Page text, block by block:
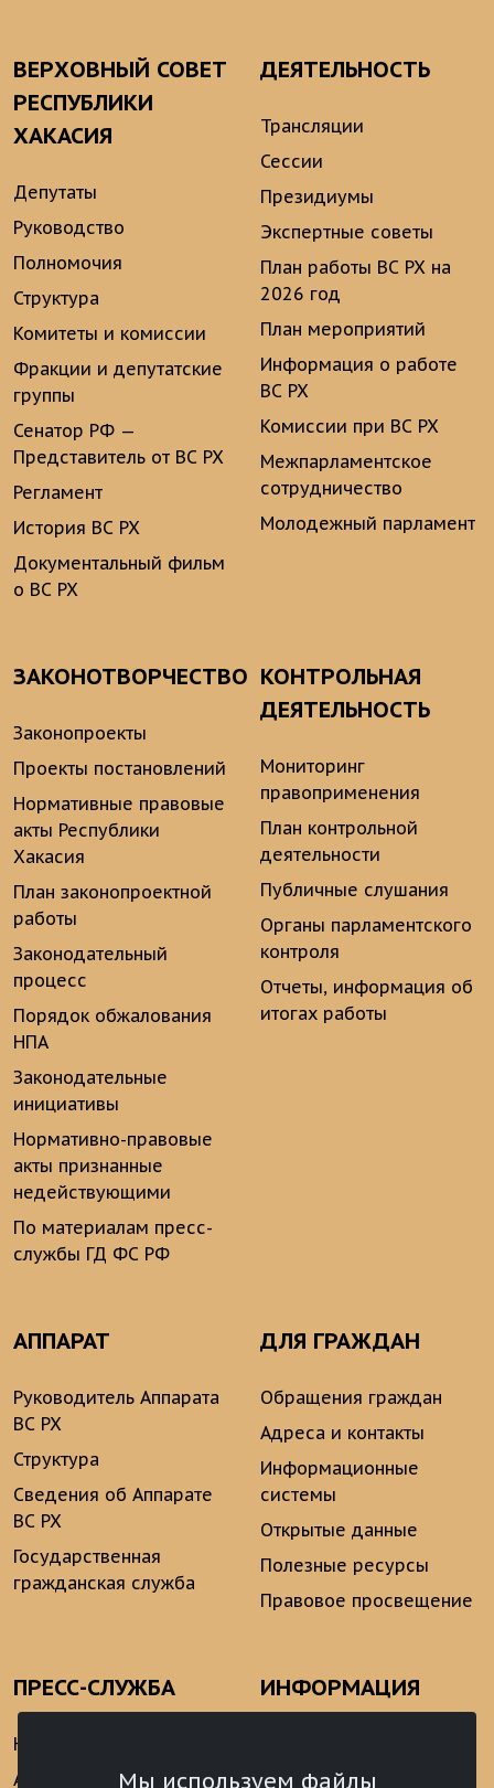
Мы используем файлы
ВЕРХОВНЫЙ СОВЕТ
РЕСПУБЛИКИ
ХАКАСИЯ
Депутаты
Руководство
Полномочия
Структура
Комитеты и комиссии
Фракции и депутатские
группы
Сенатор РФ —
Представитель от ВС РХ
Регламент
История ВС РХ
Документальный фильм
о ВС РХ
ДЕЯТЕЛЬНОСТЬ
Трансляции
Сессии
Президиумы
Экспертные советы
План работы ВС РХ на
2026 год
План мероприятий
Информация о работе
ВС РХ
Комиссии при ВС РХ
Межпарламентское
сотрудничество
Молодежный парламент
ЗАКОНОТВОРЧЕСТВО
Законопроекты
Проекты постановлений
Нормативные правовые
акты Республики
Хакасия
План законопроектной
работы
Законодательный
процесс
Порядок обжалования
НПА
Законодательные
инициативы
Нормативно-правовые
акты признанные
недействующими
По материалам пресс-
службы ГД ФС РФ
КОНТРОЛЬНАЯ
ДЕЯТЕЛЬНОСТЬ
Мониторинг
правоприменения
План контрольной
деятельности
Публичные слушания
Органы парламентского
контроля
Отчеты, информация об
итогах работы
АППАРАТ
Руководитель Аппарата
ВС РХ
Структура
Сведения об Аппарате
ВС РХ
Государственная
гражданская служба
ДЛЯ ГРАЖДАН
Обращения граждан
Адреса и контакты
Информационные
системы
Открытые данные
Полезные ресурсы
Правовое просвещение
ПРЕСС-СЛУЖБА
Новости
Анонсы
ИНФОРМАЦИЯ
аналитические